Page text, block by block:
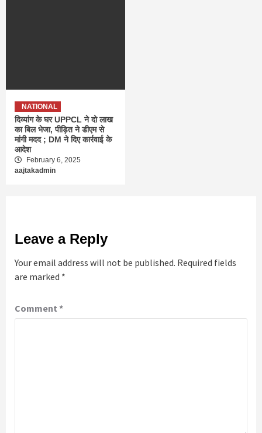
NATIONAL
दिव्यांग के घर UPPCL ने दो लाख
का बिल भेजा, पीड़ित ने डीएम से
मांगी मदद ; DM ने दिए कार्रवाई के
आदेश
February 6, 2025
aajtakadmin
Leave a Reply
Your email address will not be published. Required fields
are marked *
Comment *